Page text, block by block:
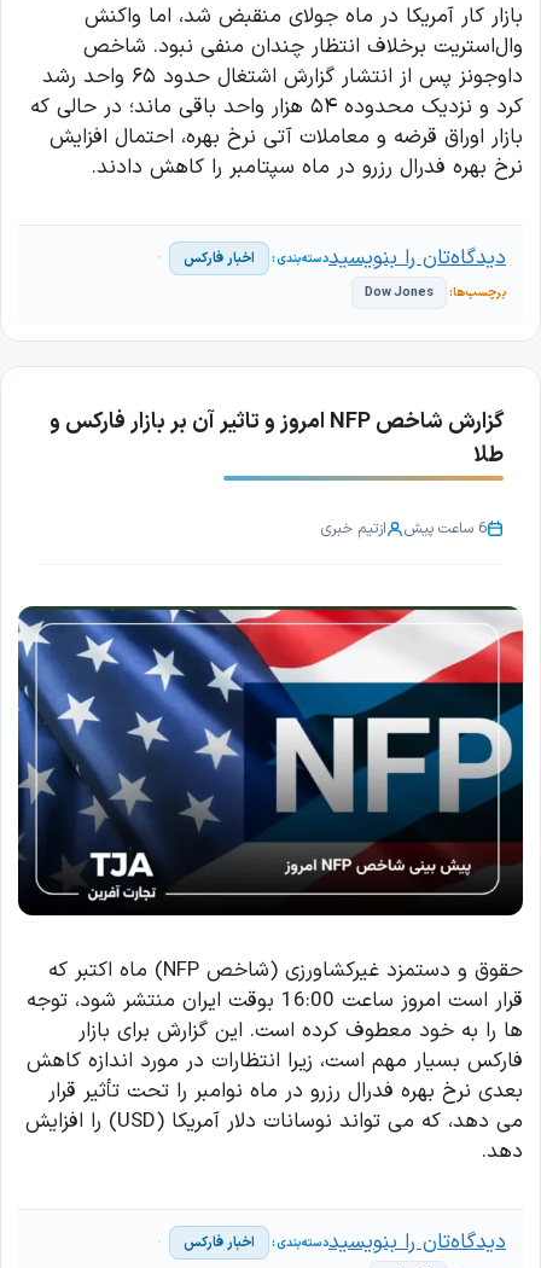
بازار کار آمریکا در ماه جولای منقبض شد، اما واکنش
وال‌استریت برخلاف انتظار چندان منفی نبود. شاخص
داوجونز پس از انتشار گزارش اشتغال حدود ۶۵ واحد رشد
کرد و نزدیک محدوده ۵۴ هزار واحد باقی ماند؛ در حالی که
بازار اوراق قرضه و معاملات آتی نرخ بهره، احتمال افزایش
نرخ بهره فدرال رزرو در ماه سپتامبر را کاهش دادند.
اخبار فارکس
Dow Jones
دیدگاه‌تان را بنویسید
گزارش شاخص NFP امروز و تاثیر آن بر بازار فارکس و
طلا
6 ساعت پیش ازتیم خبری
حقوق و دستمزد غیرکشاورزی (شاخص NFP) ماه اکتبر که
قرار است امروز ساعت 16:00 بوقت ایران منتشر شود، توجه
ها را به خود معطوف کرده است. این گزارش برای بازار
فارکس بسیار مهم است، زیرا انتظارات در مورد اندازه کاهش
بعدی نرخ بهره فدرال رزرو در ماه نوامبر را تحت تأثیر قرار
می دهد، که می تواند نوسانات دلار آمریکا (USD) را افزایش
دهد.
اخبار فارکس دیدگاه‌تان را بنویسید